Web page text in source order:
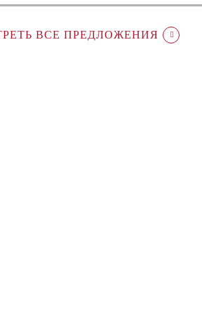
ВСЕ ПРЕДЛОЖЕНИЯ